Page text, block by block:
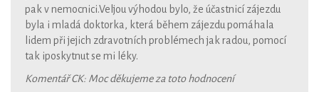
pak v nemocnici.Veljou výhodou bylo, že účastnicí zájezdu
byla i mladá doktorka, která během zájezdu pomáhala
lidem při jejich zdravotních problémech jak radou, pomocí
tak iposkytnut se mi léky.
Komentář CK: Moc děkujeme za toto hodnocení